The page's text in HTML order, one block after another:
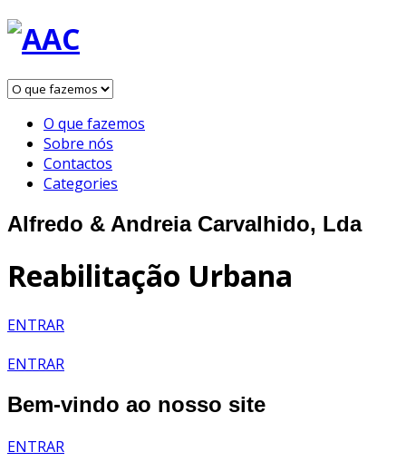
O que fazemos
Sobre nós
Contactos
Categories
Alfredo & Andreia Carvalhido, Lda
Reabilitação Urbana
ENTRAR
ENTRAR
Bem-vindo ao nosso site
ENTRAR